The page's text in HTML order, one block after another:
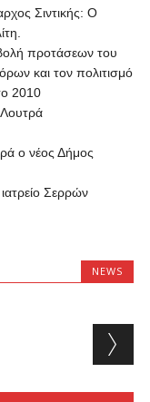
Σιντικής: Ο
προτάσεων του
και τον πολιτισμό
2010
ο νέος Δήμος
Σερρών
NEWS